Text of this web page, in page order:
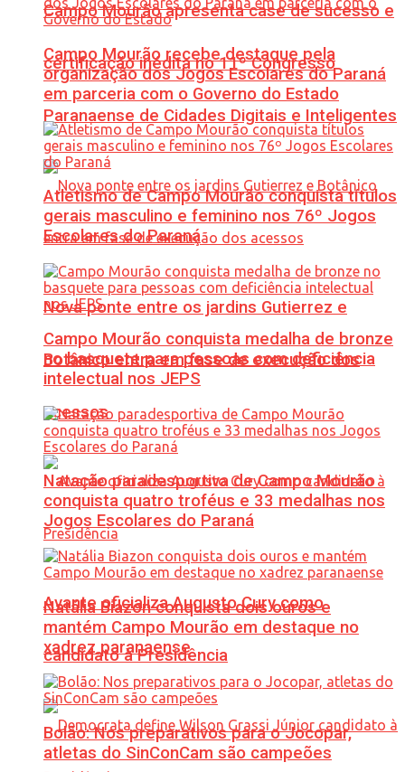
Campo Mourão apresenta case de sucesso e
certificação inédita no 11º Congresso
Paranaense de Cidades Digitais e Inteligentes
Nova ponte entre os jardins Gutierrez e
Botânico entra em fase de execução dos
acessos
Avante oficializa Augusto Cury como
candidato à Presidência
Campo Mourão recebe destaque pela
organização dos Jogos Escolares do Paraná
em parceria com o Governo do Estado
Atletismo de Campo Mourão conquista títulos
gerais masculino e feminino nos 76º Jogos
Escolares do Paraná
Campo Mourão conquista medalha de bronze
no basquete para pessoas com deficiência
intelectual nos JEPS
Natação paradesportiva de Campo Mourão
conquista quatro troféus e 33 medalhas nos
Jogos Escolares do Paraná
Natália Biazon conquista dois ouros e
mantém Campo Mourão em destaque no
xadrez paranaense
Bolão: Nos preparativos para o Jocopar,
atletas do SinConCam são campeões